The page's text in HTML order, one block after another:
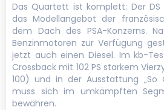
Das Quartett ist komplett: Der DS
das Modellangebot der
dem Dach des PSA-Konzerns.
Benzinmotoren zur Verfügung
jetzt auch einen Diesel. Im kb-
Crossback mit 102 PS starkem
100) und in der Ausstattung „So
muss sich im umkämpften
bewähren.